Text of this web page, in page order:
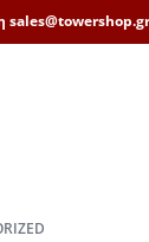
sales@towershop.gr